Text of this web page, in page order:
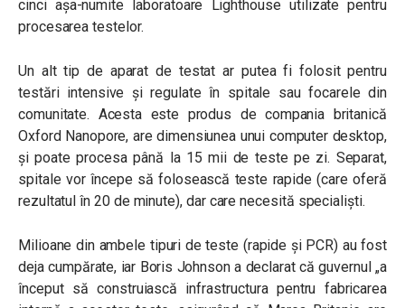
cinci așa-numite laboratoare Lighthouse utilizate pentru
procesarea testelor.
Un alt tip de aparat de testat ar putea fi folosit pentru
testări intensive și regulate în spitale sau focarele din
comunitate. Acesta este produs de compania britanică
Oxford Nanopore, are dimensiunea unui computer desktop,
și poate procesa până la 15 mii de teste pe zi. Separat,
spitale vor începe să folosească teste rapide (care oferă
rezultatul în 20 de minute), dar care necesită specialiști.
Milioane din ambele tipuri de teste (rapide și PCR) au fost
deja cumpărate, iar Boris Johnson a declarat că guvernul „a
început să construiască infrastructura pentru fabricarea